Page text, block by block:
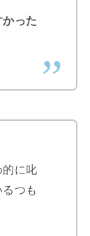
った
に叱
つも